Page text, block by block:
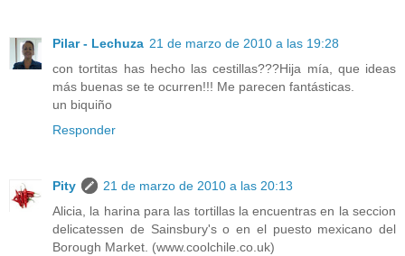
Pilar - Lechuza 21 de marzo de 2010 a las 19:28
con tortitas has hecho las cestillas???Hija mía, que ideas
más buenas se te ocurren!!! Me parecen fantásticas.
un biquiño
Responder
Pity
21 de marzo de 2010 a las 20:13
Alicia, la harina para las tortillas la encuentras en la seccion
delicatessen de Sainsbury's o en el puesto mexicano del
Borough Market. (www.coolchile.co.uk)